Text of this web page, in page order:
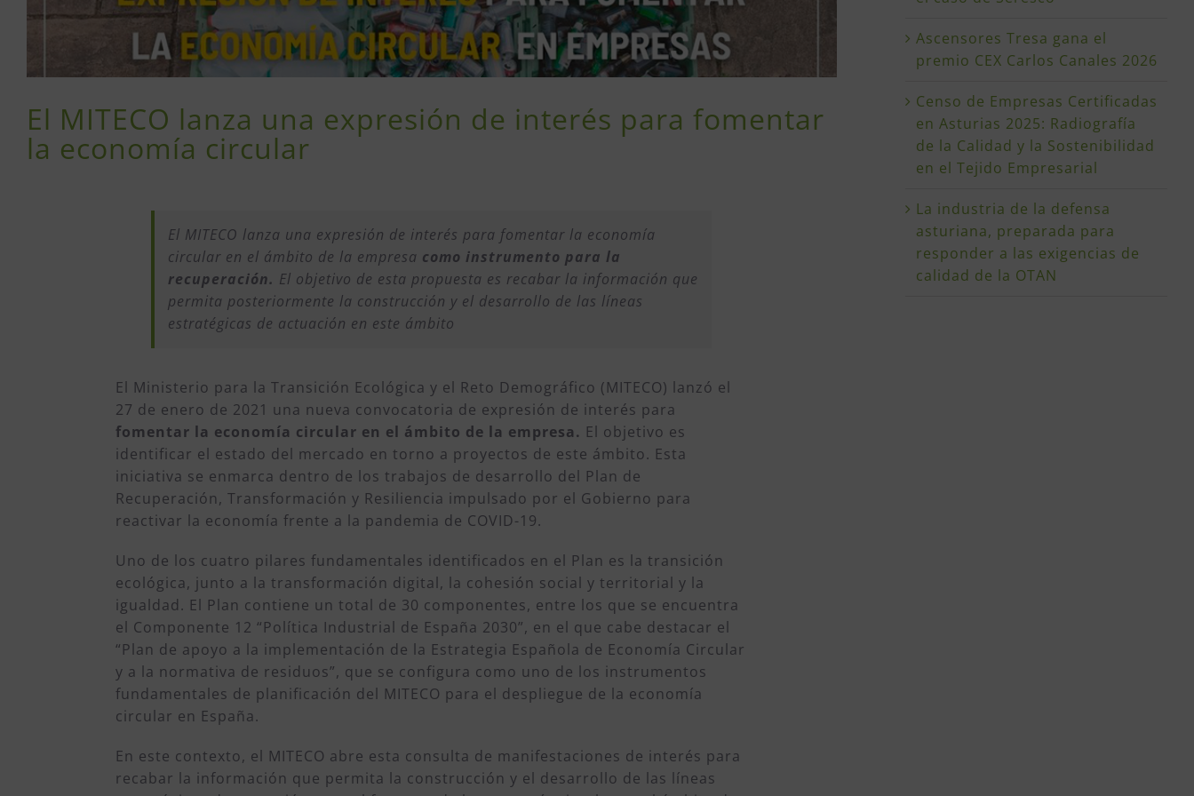
El MITECO lanza una expresión de interés para fomentar
la economía circular
El MITECO lanza una expresión de interés para fomentar la economía
circular en el ámbito de la empresa como instrumento para la
recuperación. El objetivo de esta propuesta es recabar la información que
permita posteriormente la construcción y el desarrollo de las líneas
estratégicas de actuación en este ámbito
El Ministerio para la Transición Ecológica y el Reto Demográfico (MITECO) lanzó el
27 de enero de 2021 una nueva convocatoria de expresión de interés para
fomentar la economía circular en el ámbito de la empresa. El objetivo es
identificar el estado del mercado en torno a proyectos de este ámbito. Esta
iniciativa se enmarca dentro de los trabajos de desarrollo del Plan de
Recuperación, Transformación y Resiliencia impulsado por el Gobierno para
reactivar la economía frente a la pandemia de COVID-19.
Uno de los cuatro pilares fundamentales identificados en el Plan es la transición
ecológica, junto a la transformación digital, la cohesión social y territorial y la
igualdad. El Plan contiene un total de 30 componentes, entre los que se encuentra
el Componente 12 “Política Industrial de España 2030”, en el que cabe destacar el
“Plan de apoyo a la implementación de la Estrategia Española de Economía Circular
y a la normativa de residuos”, que se configura como uno de los instrumentos
fundamentales de planificación del MITECO para el despliegue de la economía
circular en España.
En este contexto, el MITECO abre esta consulta de manifestaciones de interés para
recabar la información que permita la construcción y el desarrollo de las líneas
Ascensores Tresa gana el
premio CEX Carlos Canales 2026
Censo de Empresas Certificadas
en Asturias 2025: Radiografía
de la Calidad y la Sostenibilidad
en el Tejido Empresarial
La industria de la defensa
asturiana, preparada para
responder a las exigencias de
calidad de la OTAN